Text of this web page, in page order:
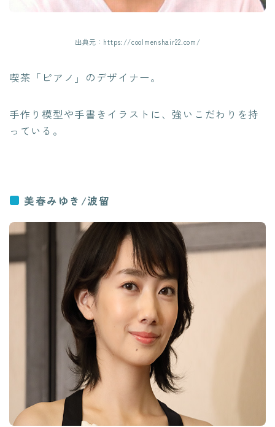
出典元：https://coolmenshair22.com/
喫茶「ピアノ」のデザイナー。
手作り模型や手書きイラストに、強いこだわりを持
っている。
美春みゆき/波留